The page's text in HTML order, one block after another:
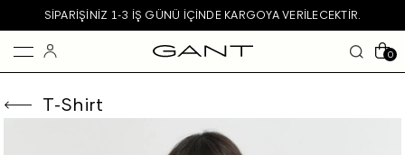
SIPARIŞINIZ 1-3 IŞ GÜNÜ IÇINDE KARGOYA VERILECEKTIR.
0
T-Shirt